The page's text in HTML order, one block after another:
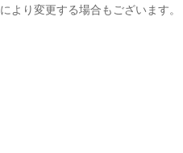
より変更する場合もございます。